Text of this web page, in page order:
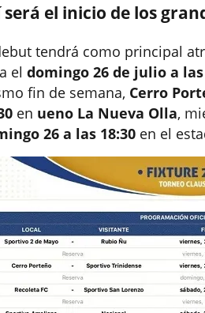
será el inicio de los
tendrá como principal
el domingo 26 de julio a las
fin de semana, Cerro
en ueno La Nueva Olla,
26 a las 18:30 en el